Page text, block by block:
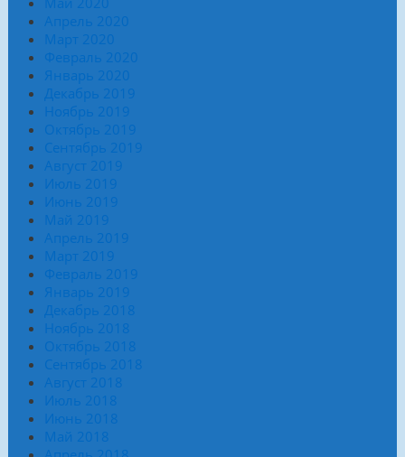
Апрель 2020
Март 2020
Февраль 2020
Январь 2020
Декабрь 2019
Ноябрь 2019
Октябрь 2019
Сентябрь 2019
Август 2019
Июль 2019
Июнь 2019
Май 2019
Апрель 2019
Март 2019
Февраль 2019
Январь 2019
Декабрь 2018
Ноябрь 2018
Октябрь 2018
Сентябрь 2018
Август 2018
Июль 2018
Июнь 2018
Май 2018